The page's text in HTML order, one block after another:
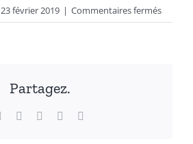
23 février 2019 | Commentaires ferméssur
Intérêt
Partagez.
Facebook LinkedInWhatsApp